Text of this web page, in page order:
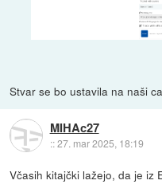
Stvar se bo ustavila na naši
MIHAc27
::27. mar 2025, 18:19
Včasih kitajčki lažejo, da je iz